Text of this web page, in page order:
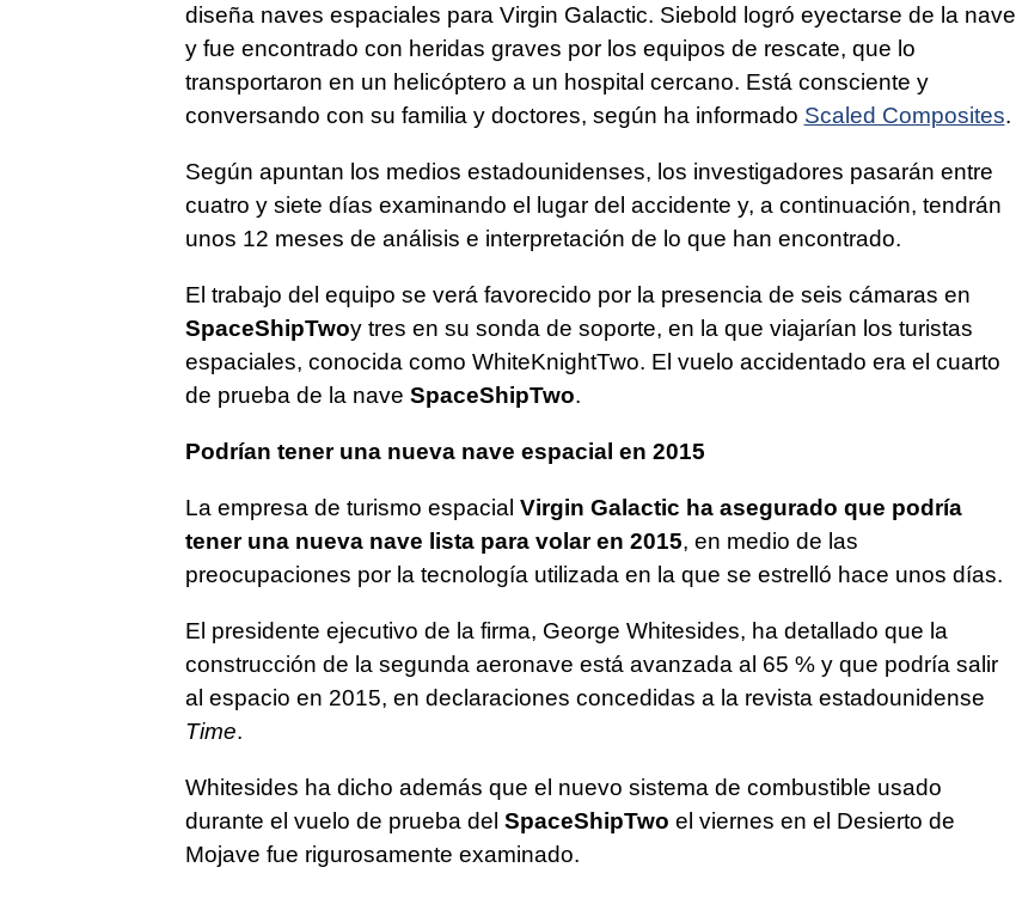
diseña naves espaciales para Virgin Galactic. Siebold logró eyectarse de la nave
y fue encontrado con heridas graves por los equipos de rescate, que lo
transportaron en un helicóptero a un hospital cercano. Está consciente y
conversando con su familia y doctores, según ha informado Scaled Composites.
Según apuntan los medios estadounidenses, los investigadores pasarán entre
cuatro y siete días examinando el lugar del accidente y, a continuación, tendrán
unos 12 meses de análisis e interpretación de lo que han encontrado.
El trabajo del equipo se verá favorecido por la presencia de seis cámaras en
SpaceShipTwoy tres en su sonda de soporte, en la que viajarían los turistas
espaciales, conocida como WhiteKnightTwo. El vuelo accidentado era el cuarto
de prueba de la nave SpaceShipTwo.
Podrían tener una nueva nave espacial en 2015
La empresa de turismo espacial Virgin Galactic ha asegurado que podría
tener una nueva nave lista para volar en 2015, en medio de las
preocupaciones por la tecnología utilizada en la que se estrelló hace unos días.
El presidente ejecutivo de la firma, George Whitesides, ha detallado que la
construcción de la segunda aeronave está avanzada al 65 % y que podría salir
al espacio en 2015, en declaraciones concedidas a la revista estadounidense
Time.
Whitesides ha dicho además que el nuevo sistema de combustible usado
durante el vuelo de prueba del SpaceShipTwo el viernes en el Desierto de
Mojave fue rigurosamente examinado.